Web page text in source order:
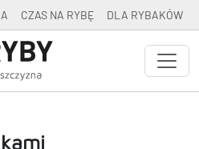
CZAS NA RYBĘ DLA RYBAKÓW